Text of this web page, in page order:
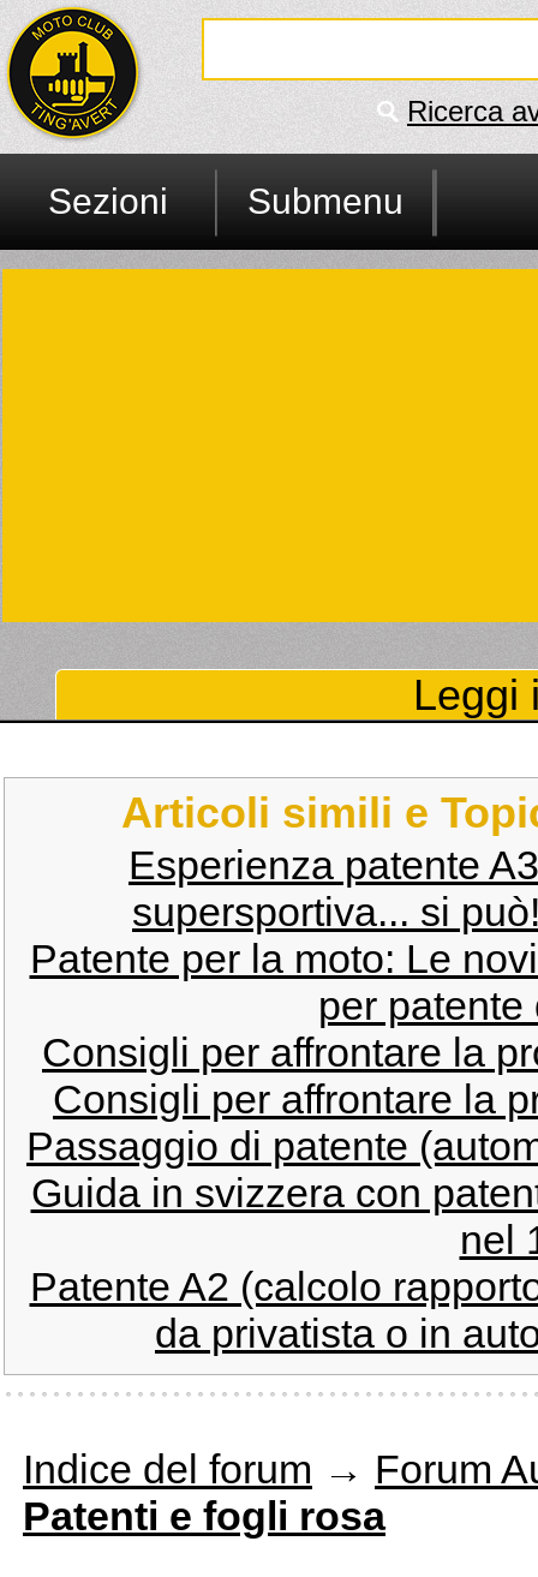
Ricerca
Sezioni Submenu
Leggi
Articoli simili e
Esperienza patente
supersportiva... si
Patente per la moto: Le
per patente
Consigli per affrontare la
Consigli per affrontare la
Passaggio di patente
Guida in svizzera con
nel
Patente A2 (calcolo
da privatista o in
Indice del forum → Forum
Patenti e fogli rosa